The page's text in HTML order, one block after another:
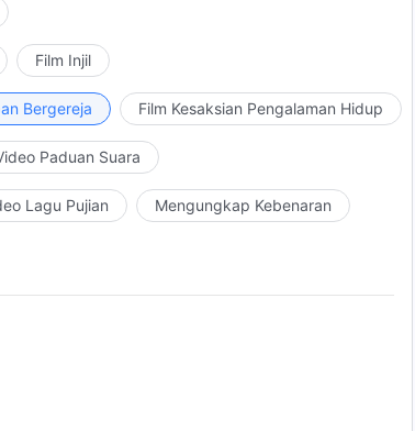
Film Injil
Bergereja Film Kesaksian Pengalaman Hidup
Paduan Suara
Lagu Pujian Mengungkap Kebenaran